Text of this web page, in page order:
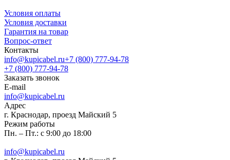
Условия оплаты
Условия доставки
Гарантия на товар
Вопрос-ответ
Контакты
info@kupicabel.ru+7 (800) 777-94-78
+7 (800) 777-94-78
Заказать звонок
E-mail
info@kupicabel.ru
Адрес
г. Краснодар, проезд Майский 5
Режим работы
Пн. – Пт.: с 9:00 до 18:00
info@kupicabel.ru